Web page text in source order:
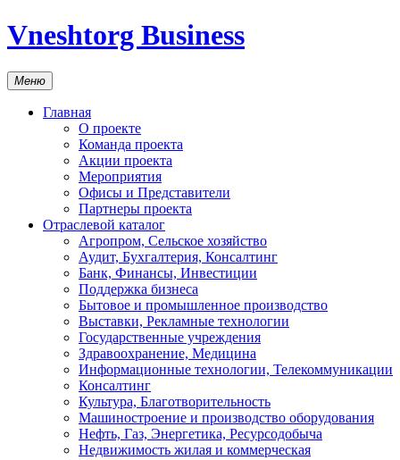
Vneshtorg Business
Меню
Главная
О проекте
Команда проекта
Акции проекта
Мероприятия
Офисы и Представители
Партнеры проекта
Отраслевой каталог
Агропром, Сельское хозяйство
Аудит, Бухгалтерия, Консалтинг
Банк, Финансы, Инвестиции
Поддержка бизнеса
Бытовое и промышленное производство
Выставки, Рекламные технологии
Государственные учреждения
Здравоохранение, Медицина
Информационные технологии, Телекоммуникации
Консалтинг
Культура, Благотворительность
Машиностроение и производство оборудования
Нефть, Газ, Энергетика, Ресурсодобыча
Недвижимость жилая и коммерческая